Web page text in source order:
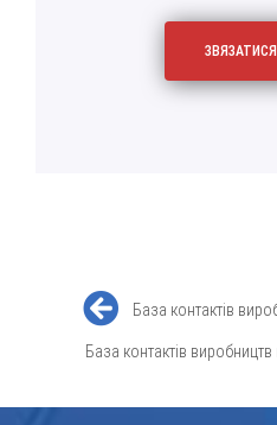
База контактів
База контактів